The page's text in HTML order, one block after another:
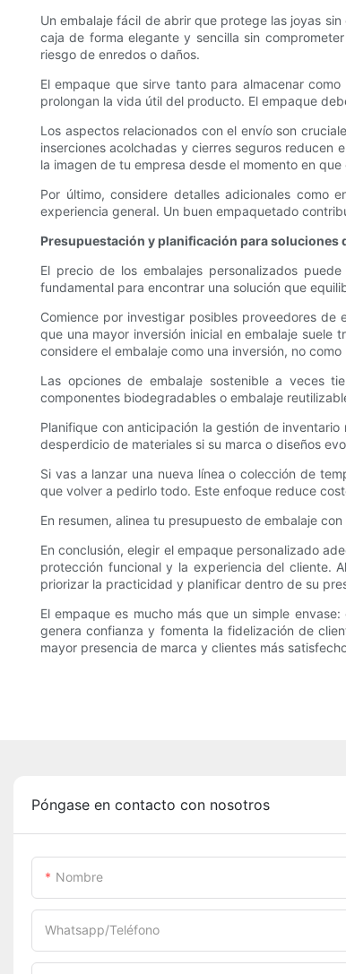
Un embalaje fácil de abrir que protege las joyas
caja de forma elegante y sencilla sin
riesgo de enredos o daños.
El empaque que sirve tanto para almacenar
prolongan la vida útil del producto. El empaque
Los aspectos relacionados con el envío son
inserciones acolchadas y cierres seguros reducen
la imagen de tu empresa desde el momento en
Por último, considere detalles adicionales como
experiencia general. Un buen empaquetado
Presupuestación y planificación para soluciones
El precio de los embalajes personalizados
fundamental para encontrar una solución que
Comience por investigar posibles proveedores
que una mayor inversión inicial en embalaje
considere el embalaje como una inversión, no como
Las opciones de embalaje sostenible a veces
componentes biodegradables o embalaje
Planifique con anticipación la gestión de
desperdicio de materiales si su marca o diseños
Si vas a lanzar una nueva línea o colección de
que volver a pedirlo todo. Este enfoque reduce
En resumen, alinea tu presupuesto de embalaje
En conclusión, elegir el empaque personalizado
protección funcional y la experiencia del cliente.
priorizar la practicidad y planificar dentro de su
El empaque es mucho más que un simple
genera confianza y fomenta la fidelización de
mayor presencia de marca y clientes más
Póngase en contacto con nosotros
Nombre
Whatsapp/Teléfono